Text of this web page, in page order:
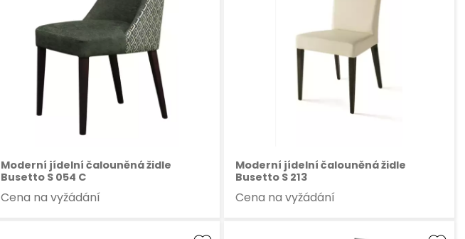
Moderní jídelní čalouněná židle
Busetto S 054 C
Cena na vyžádání
Moderní jídelní čalouněná židle
Busetto S 213
Cena na vyžádání